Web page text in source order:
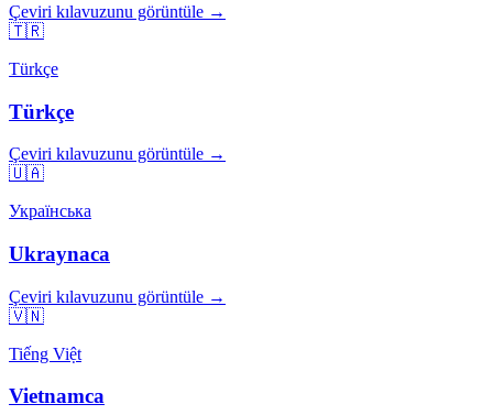
Çeviri kılavuzunu görüntüle →
🇹🇷
Türkçe
Türkçe
Çeviri kılavuzunu görüntüle →
🇺🇦
Українська
Ukraynaca
Çeviri kılavuzunu görüntüle →
🇻🇳
Tiếng Việt
Vietnamca